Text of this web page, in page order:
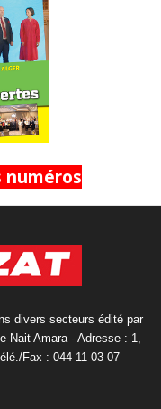
numéros
divers secteurs édité par
Nait Amara - Adresse : 1,
Fax : 044 11 03 07